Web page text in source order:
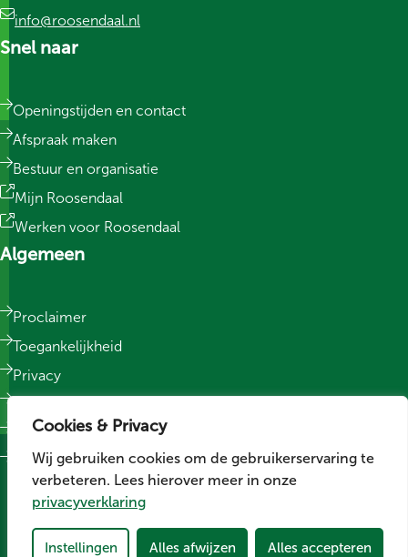
Cookies & Privacy
Wij gebruiken cookies om de gebruikerservaring te
verbeteren. Lees hierover meer in onze
privacyverklaring
Instellingen Alles afwijzen Alles accepteren
info@roosendaal.nl
Snel naar
Openingstijden en contact
Afspraak maken
Bestuur en organisatie
Mijn Roosendaal
Werken voor Roosendaal
Algemeen
Proclaimer
Toegankelijkheid
Privacy
Sitemap
Cookievoorkeuren wijzigen
Social media
Volg ons op LinkedIn
Volg ons op Facebook
Volg ons op Instagram